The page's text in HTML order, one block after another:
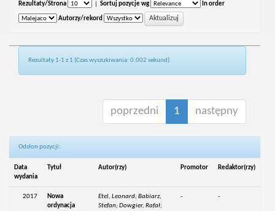
Rezultaty/Strona Sortuj pozycje wg In order
Autorzy/rekord
Rezultaty 1-1 z 1 (Czas wyszukiwania: 0.002 sekund).
poprzedni 1 następny
Odsłon pozycji:
Data
wydania
Tytuł Autor(rzy) Promotor Redaktor(rzy)
2017
Nowa
ordynacja
Etel, Leonard; Babiarz,
Stefan; Dowgier, Rafał;
- -